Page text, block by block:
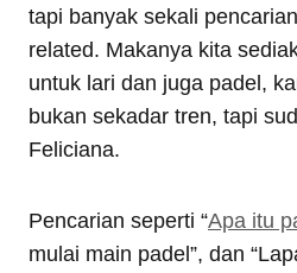
tapi banyak sekali
related. Makanya kita
untuk lari dan juga padel,
bukan sekadar tren, tapi
Feliciana.
Pencarian seperti “Apa itu
mulai main padel”, dan